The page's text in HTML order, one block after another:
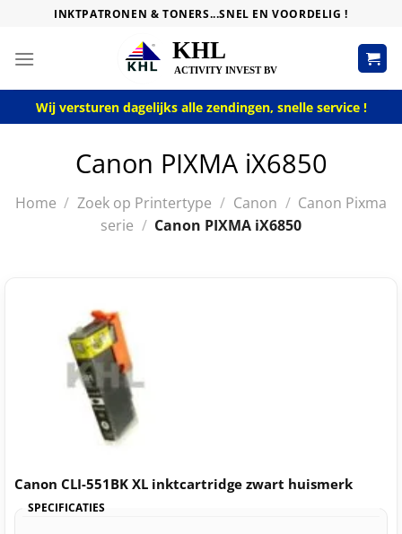
content
INKTPATRONEN & TONERS...SNEL EN VOORDELIG !
Wij versturen dagelijks alle zendingen, snelle service !
Canon PIXMA iX6850
Home / Zoek op Printertype / Canon / Canon Pixma
serie / Canon PIXMA iX6850
Canon CLI-551BK XL inktcartridge zwart huismerk
SPECIFICATIES